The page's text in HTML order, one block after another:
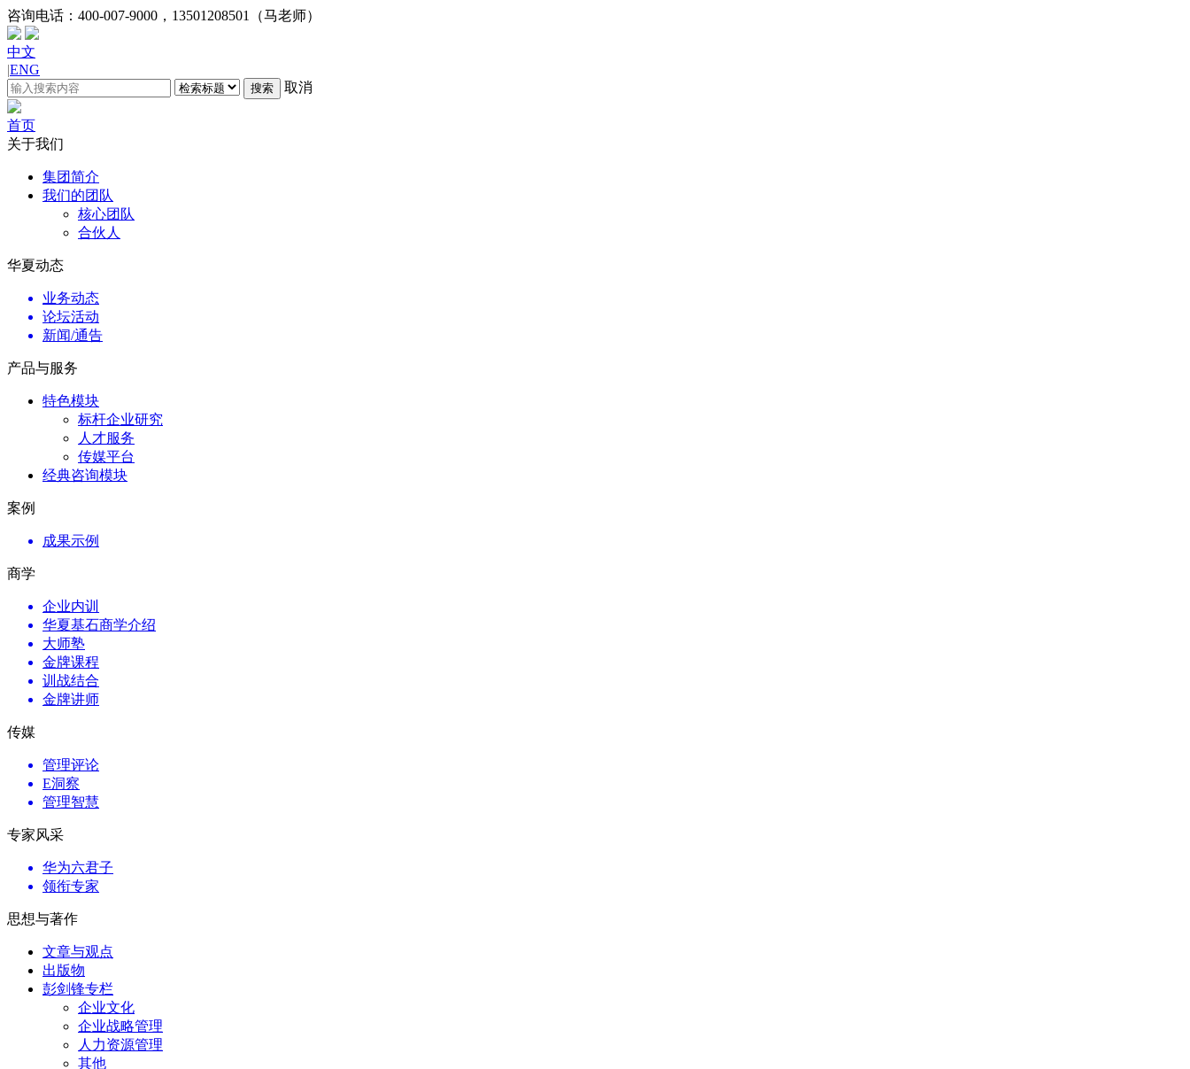
咨询电话： 400-007-9000，13501208501（马老师）
中文
|ENG
搜索 取消
首页
关于我们
集团简介
我们的团队
核心团队
合伙人
华夏动态
业务动态
论坛活动
新闻/通告
产品与服务
特色模块
标杆企业研究
人才服务
传媒平台
经典咨询模块
案例
成果示例
商学
企业内训
华夏基石商学介绍
大师塾
金牌课程
训战结合
金牌讲师
传媒
管理评论
E洞察
管理智慧
专家风采
华为六君子
领衔专家
思想与著作
文章与观点
出版物
彭剑锋专栏
企业文化
企业战略管理
人力资源管理
其他